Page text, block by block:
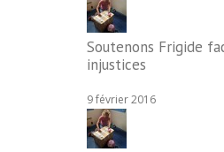
Soutenons Frigide
injustices
9 février 2016